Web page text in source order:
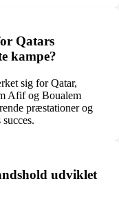
Qatars
kampe?
sig for Qatar,
Afif og Boualem
præstationer og
udviklet